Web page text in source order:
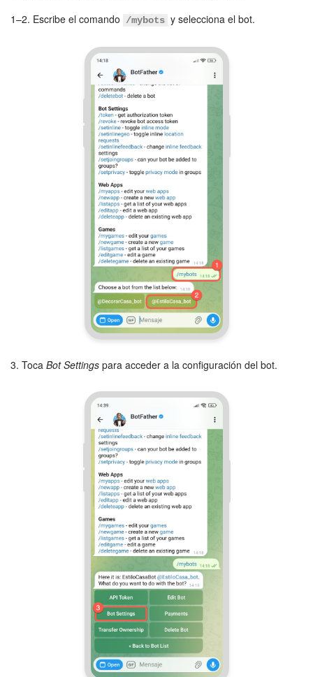
1–2. Escribe el comando
/mybots y selecciona el bot.
3. Toca Bot Settings para acceder a la configuración del bot.